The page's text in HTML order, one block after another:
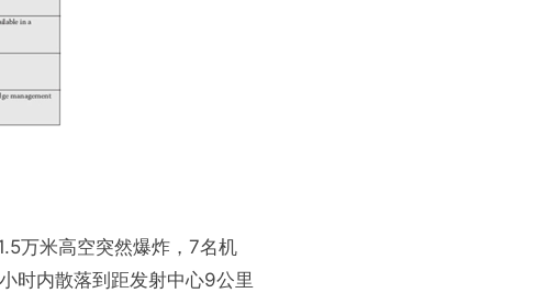
万米高空突然爆炸，7名机
时内散落到距发射中心9公里